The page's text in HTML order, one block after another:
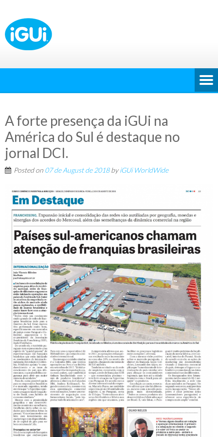
A forte presença da iGUi na
América do Sul é destaque no
jornal DCI.
Posted on 07 de August de 2018byiGUi WorldWide